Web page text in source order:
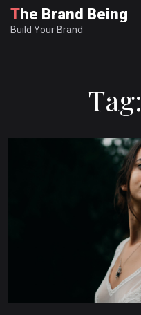
The Brand Being
Build Your Brand
Tag: